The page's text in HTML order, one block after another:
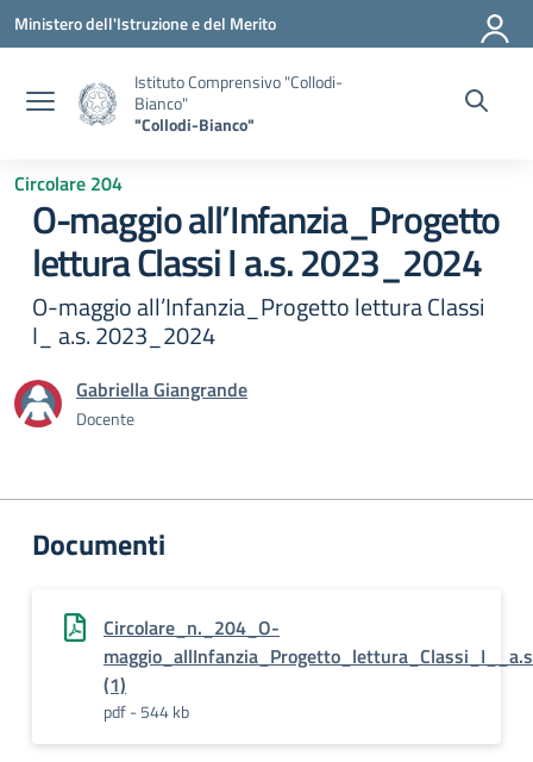
Vai ai contenuti
Vai al menu di navigazione
Vai al footer
Ministero dell'Istruzione e del Merito
Istituto Comprensivo "Collodi-
Bianco"
"Collodi-Bianco"
Circolare 204
O-maggio all’Infanzia_Progetto
lettura Classi I a.s. 2023_2024
O-maggio all’Infanzia_Progetto lettura Classi
I_ a.s. 2023_2024
Gabriella Giangrande
Docente
Documenti
Circolare_n._204_O-
(1)
pdf - 544 kb